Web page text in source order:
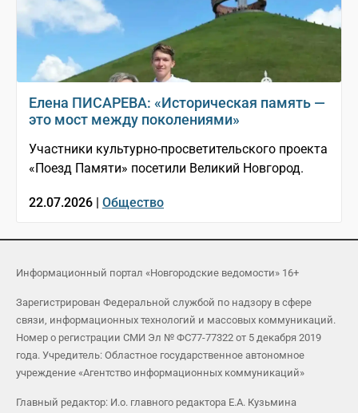
Елена ПИСАРЕВА: «Историческая память —
это мост между поколениями»
Участники культурно-просветительского проекта
«Поезд Памяти» посетили Великий Новгород.
22.07.2026 | Общество
Информационный портал «Новгородские ведомости» 16+
Зарегистрирован Федеральной службой по надзору в сфере
связи, информационных технологий и массовых коммуникаций.
Номер о регистрации СМИ Эл № ФС77-77322 от 5 декабря 2019
года. Учредитель: Областное государственное автономное
учреждение «Агентство информационных коммуникаций»
Главный редактор: И.о. главного редактора Е.А. Кузьмина